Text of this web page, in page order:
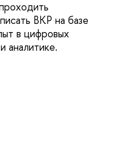
ВКР на базе
в цифровых
аналитике.